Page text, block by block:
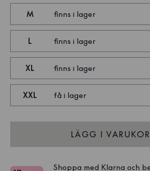
M finns i lager
L finns i lager
XL finns i lager
XXL få i lager
LÄGG I
Shoppa med Klarna och